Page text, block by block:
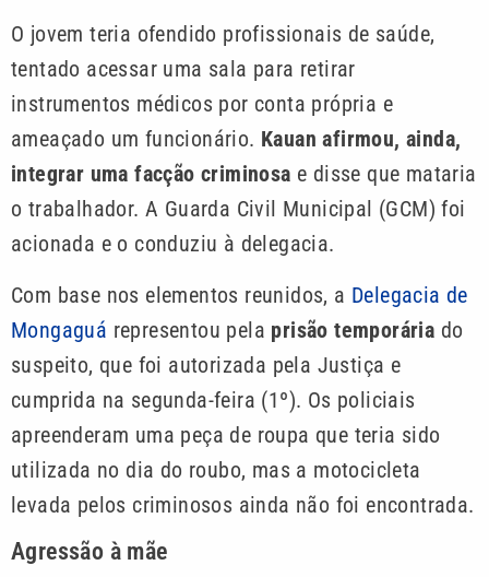
O jovem teria ofendido profissionais de saúde,
tentado acessar uma sala para retirar
instrumentos médicos por conta própria e
ameaçado um funcionário. Kauan afirmou, ainda,
integrar uma facção criminosa e disse que mataria
o trabalhador. A Guarda Civil Municipal (GCM) foi
acionada e o conduziu à delegacia.
Com base nos elementos reunidos, a Delegacia de
Mongaguá representou pela prisão temporária do
suspeito, que foi autorizada pela Justiça e
cumprida na segunda-feira (1º). Os policiais
apreenderam uma peça de roupa que teria sido
utilizada no dia do roubo, mas a motocicleta
levada pelos criminosos ainda não foi encontrada.
Agressão à mãe